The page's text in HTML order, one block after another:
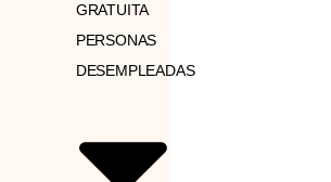
GRATUITA
PERSONAS
DESEMPLEADAS